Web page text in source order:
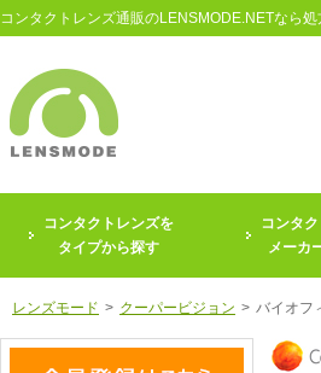
コンタクトレンズ通販のLENSMODE.NETなら
コンタクトレンズを
タイプから探す
コンタ
メーカ
レンズモード > クーパービジョン > バイオフ